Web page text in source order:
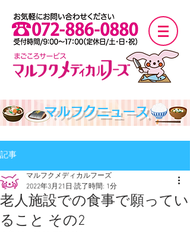
マルフクニュース
記事
老人施設での食事で願ってい
ること その2
マルフクメディカルフーズ
2022年3月21日 読了時間: 1分